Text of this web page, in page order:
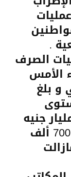
.
الصرف
الأمس
و بلغ
حتى الآن بلغ 2 مليار جنيه
يستفيد منها نحو مليون و 700 ألف